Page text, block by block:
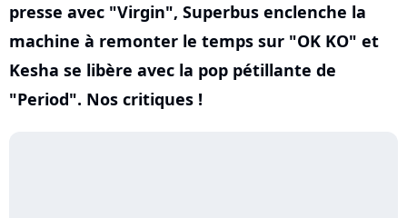
presse avec "Virgin", Superbus enclenche la
machine à remonter le temps sur "OK KO" et
Kesha se libère avec la pop pétillante de
"Period". Nos critiques !